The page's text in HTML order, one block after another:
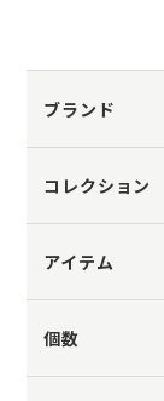
ブランド
コレクション
アイテム
個数